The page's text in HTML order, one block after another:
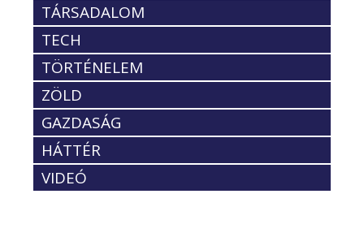
TÁRSADALOM
TECH
TÖRTÉNELEM
ZÖLD
GAZDASÁG
HÁTTÉR
VIDEÓ